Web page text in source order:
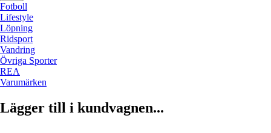
Fotboll
Lifestyle
Löpning
Ridsport
Vandring
Övriga Sporter
REA
Varumärken
Lägger till i kundvagnen...